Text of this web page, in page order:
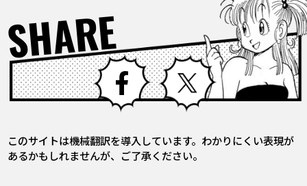
SHARE Facebook X
このサイトは機械翻訳を導入しています。わかりにくい表現が
あるかもしれませんが、ご了承ください。